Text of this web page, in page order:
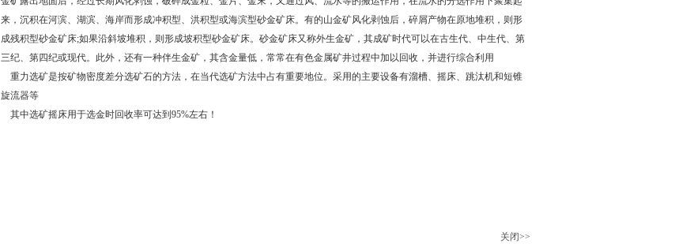
来，沉积在河滨、湖滨、海岸而形成冲积型、洪积型或海滨型砂金矿床。有的山金矿风化剥蚀后，碎屑产物在原地堆积，则形
成残积型砂金矿床;如果沿斜坡堆积，则形成坡积型砂金矿床。砂金矿床又称外生金矿，其成矿时代可以在古生代、中生代、第
三纪、第四纪或现代。此外，还有一种伴生金矿，其含金量低，常常在有色金属矿井过程中加以回收，并进行综合利用
重力选矿是按矿物密度差分选矿石的方法，在当代选矿方法中占有重要地位。采用的主要设备有溜槽、摇床、跳汰机和短锥
旋流器等
其中选矿摇床用于选金时回收率可达到95%左右！
关闭>>